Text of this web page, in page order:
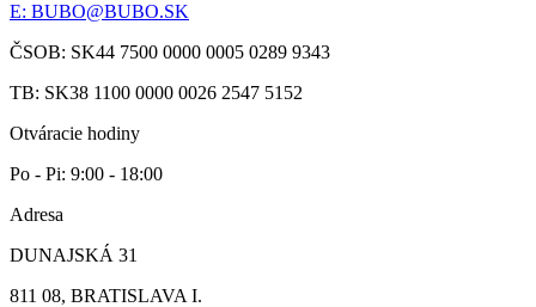
E: BUBO@BUBO.SK
ČSOB: SK44 7500 0000 0005 0289 9343
TB: SK38 1100 0000 0026 2547 5152
Otváracie hodiny
Po - Pi: 9:00 - 18:00
Adresa
DUNAJSKÁ 31
811 08, BRATISLAVA I.